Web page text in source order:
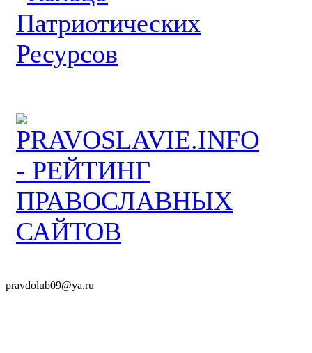
pravdolub09@ya.ru